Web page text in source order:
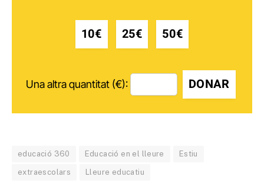
10€ 25€ 50€
Una altra quantitat (€): DONAR
educació 360 Educació en el lleure Estiu
extraescolars Lleure educatiu